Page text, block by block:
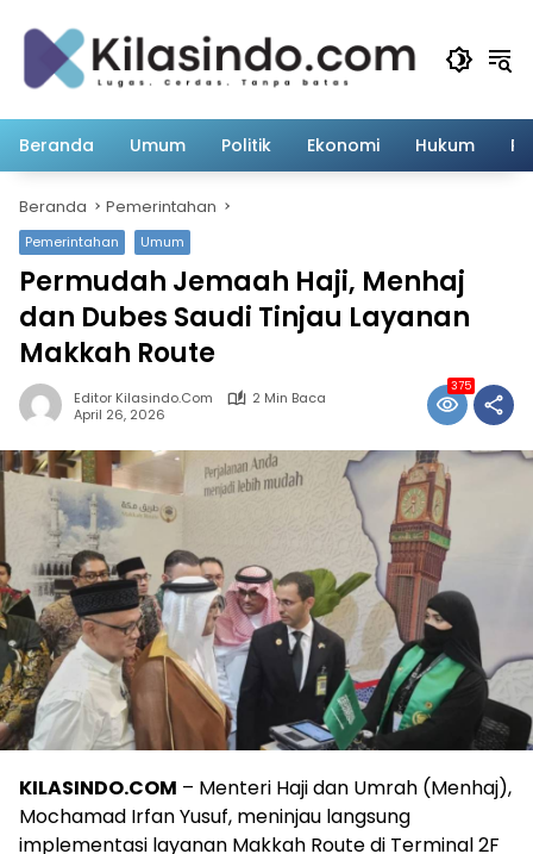
Beranda Umum Politik Ekonomi Hukum
Beranda Pemerintahan
Pemerintahan Umum
Permudah Jemaah Haji, Menhaj
dan Dubes Saudi Tinjau Layanan
Makkah Route
Editor Kilasindo.com
2 Min Baca
April 26, 2026
375
KILASINDO.COM – Menteri Haji dan Umrah (Menhaj),
Mochamad Irfan Yusuf, meninjau langsung
implementasi layanan Makkah Route di Terminal 2F